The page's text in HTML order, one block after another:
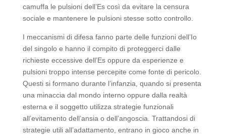
camuffa le pulsioni dell’Es così da evitare la censura
sociale e mantenere le pulsioni stesse sotto controllo.
I meccanismi di difesa fanno parte delle funzioni dell’Io
del singolo e hanno il compito di proteggerci dalle
richieste eccessive dell’Es oppure da esperienze e
pulsioni troppo intense percepite come fonte di pericolo.
Questi si formano durante l’infanzia, quando si presenta
una minaccia dal mondo interno oppure dalla realtà
esterna e il soggetto utilizza strategie funzionali
all’evitamento dell’ansia o dell’angoscia. Trattandosi di
strategie utili all’adattamento, entrano in gioco anche in